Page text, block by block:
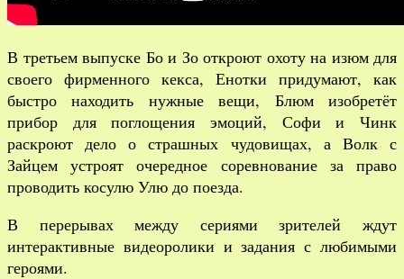
В третьем выпуске Бо и Зо откроют охоту на изюм для
своего фирменного кекса, Енотки придумают, как
быстро находить нужные вещи, Блюм изобретёт
прибор для поглощения эмоций, Софи и Чинк
раскроют дело о страшных чудовищах, а Волк с
Зайцем устроят очередное соревнование за право
проводить косулю Улю до поезда.
В перерывах между сериями зрителей ждут
интерактивные видеоролики и задания с любимыми
героями.